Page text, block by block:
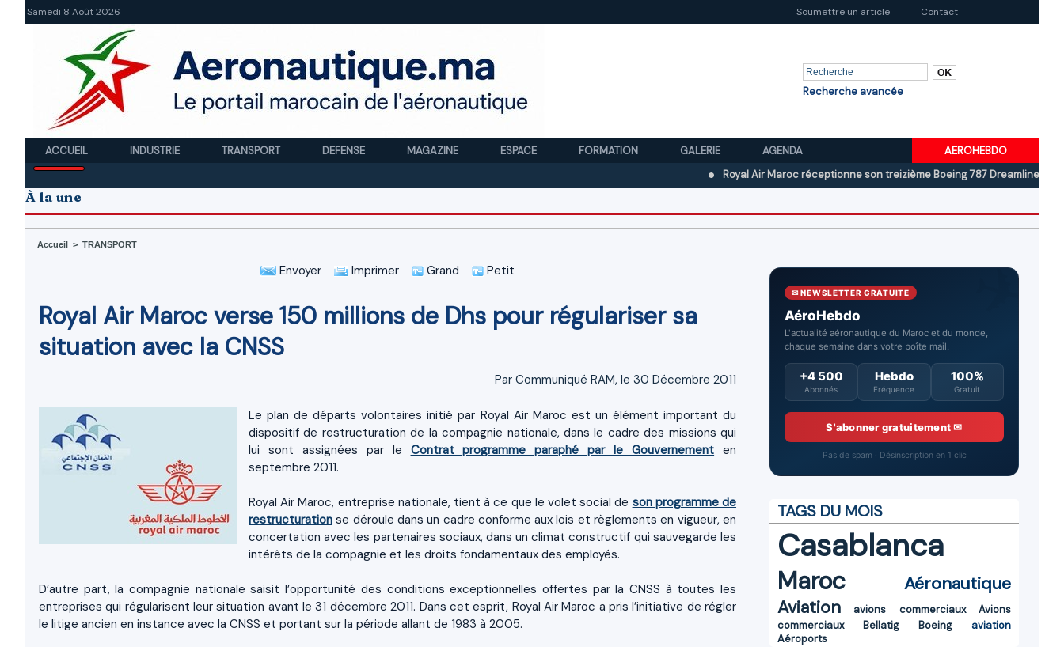
Samedi 8 Août 2026 Soumettre un article Contact
Recherche avancée
ACCUEIL INDUSTRIE TRANSPORT DEFENSE MAGAZINE ESPACE FORMATION GALERIE AGENDA
AEROHEBDO
Royal Air Maroc réceptionne son treizième Boeing 787 Dreamliner
Boeing
À la une
Accueil > TRANSPORT
Envoyer Imprimer Grand Petit
Royal Air Maroc verse 150 millions de Dhs pour régulariser sa
situation avec la CNSS
Par Communiqué RAM, le 30 Décembre 2011
Le plan de départs volontaires initié par Royal Air Maroc est un élément important du
dispositif de restructuration de la compagnie nationale, dans le cadre des missions qui
lui sont assignées par le Contrat programme paraphé par le Gouvernement en
septembre 2011.
Royal Air Maroc, entreprise nationale, tient à ce que le volet social de son programme de
restructuration se déroule dans un cadre conforme aux lois et règlements en vigueur, en
concertation avec les partenaires sociaux, dans un climat constructif qui sauvegarde les
intérêts de la compagnie et les droits fondamentaux des employés.
D’autre part, la compagnie nationale saisit l’opportunité des conditions exceptionnelles offertes par la CNSS à toutes les
entreprises qui régularisent leur situation avant le 31 décembre 2011. Dans cet esprit, Royal Air Maroc a pris l’initiative de régler
le litige ancien en instance avec la CNSS et portant sur la période allant de 1983 à 2005.
✉ NEWSLETTER GRATUITE
AéroHebdo
L'actualité aéronautique du Maroc et du monde,
chaque semaine dans votre boîte mail.
+4 500
Abonnés
Hebdo
Fréquence
100%
Gratuit
S'abonner gratuitement ✉
Pas de spam · Désinscription en 1 clic
TAGS DU MOIS
Casablanca
Maroc
Aéronautique
Aviation
avions commerciaux
Avions
commerciaux
Bellatig Boeing
aviation
Aéroports